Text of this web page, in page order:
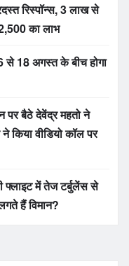
रिस्पॉन्स, 3 लाख से
का लाभ
से 18 अगस्त के बीच होगा
पर बैठे देवेंद्र महतो ने
किया वीडियो कॉल पर
में तेज टर्बुलेंस से
हैं विमान?